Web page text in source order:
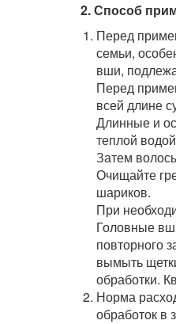
2. Способ
Перед
семьи,
вши,
Перед
всей длине
Длинные и
теплой
Затем
Очищайте
шариков.
При
Головные
повторного
вымыть
обработки.
Норма
обработок в